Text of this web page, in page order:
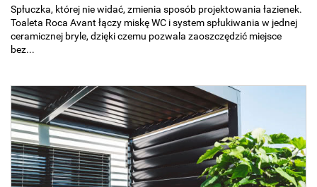
Spłuczka, której nie widać, zmienia sposób projektowania łazienek.
Toaleta Roca Avant łączy miskę WC i system spłukiwania w jednej
ceramicznej bryle, dzięki czemu pozwala zaoszczędzić miejsce
bez...